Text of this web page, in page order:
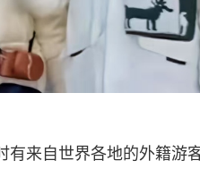
有来自世界各地的外籍游